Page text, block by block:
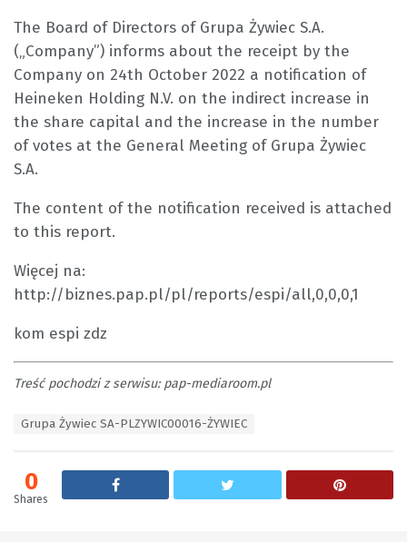
The Board of Directors of Grupa Żywiec S.A.
(„Company”) informs about the receipt by the
Company on 24th October 2022 a notification of
Heineken Holding N.V. on the indirect increase in
the share capital and the increase in the number
of votes at the General Meeting of Grupa Żywiec
S.A.
The content of the notification received is attached
to this report.
Więcej na:
http://biznes.pap.pl/pl/reports/espi/all,0,0,0,1
kom espi zdz
Treść pochodzi z serwisu: pap-mediaroom.pl
Grupa Żywiec SA-PLZYWIC00016-ŻYWIEC
0
Shares